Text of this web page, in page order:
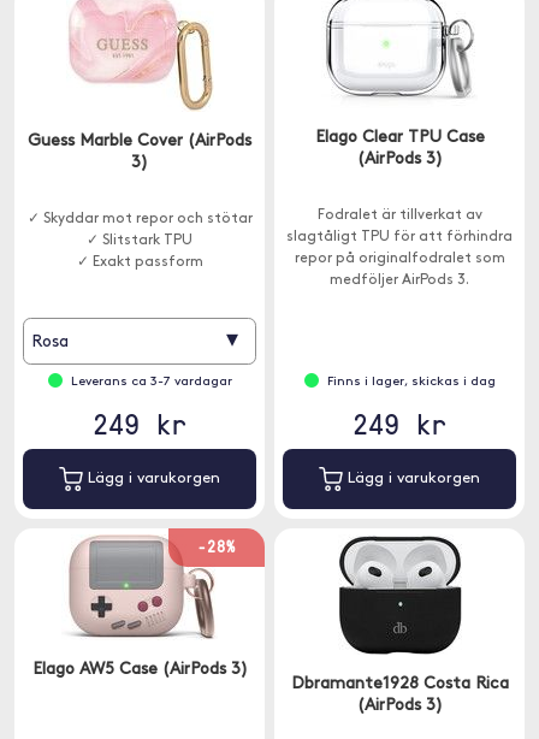
Guess Marble Cover (AirPods
3)
✓ Skyddar mot repor och stötar
✓ Slitstark TPU
✓ Exakt passform
Rosa ▾
Leverans ca 3-7 vardagar
249 kr
Lägg i varukorgen
Elago Clear TPU Case
(AirPods 3)
Fodralet är tillverkat av
slagtåligt TPU för att förhindra
repor på originalfodralet som
medföljer AirPods 3.
Finns i lager, skickas i dag
249 kr
Lägg i varukorgen
-28%
Elago AW5 Case (AirPods 3)
Dbramante1928 Costa Rica
(AirPods 3)